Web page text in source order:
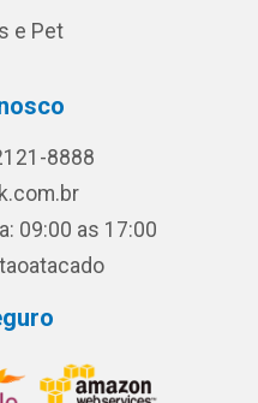
e Pet
8888
09:00 as 17:00